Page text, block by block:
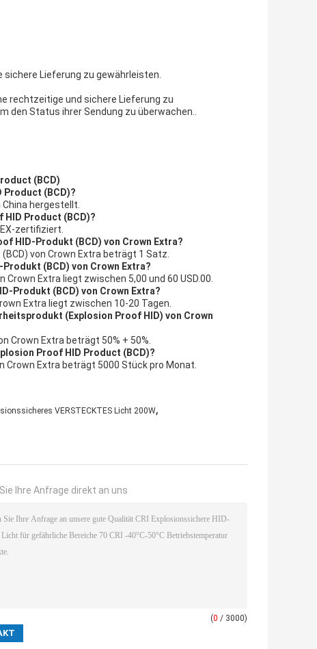
sichere Lieferung zu gewährleisten.
rechtzeitige und sichere Lieferung zu
den Status ihrer Sendung zu überwachen..
(BCD)
Product (BCD)?
China hergestellt.
Product (BCD)?
zertifiziert.
HID-Produkt (BCD) von Crown Extra?
von Crown Extra beträgt 1 Satz.
(BCD) von Crown Extra?
Crown Extra liegt zwischen 5,00 und 60 USD.00.
Produkt (BCD) von Crown Extra?
Extra liegt zwischen 10-20 Tagen.
(Explosion Proof HID) von Crown
Crown Extra beträgt 50% + 50%.
Proof HID Product (BCD)?
Crown Extra beträgt 5000 Stück pro Monat.
VERSTECKTES Licht 200W,
Ihre Anfrage direkt an uns
(0 / 3000)